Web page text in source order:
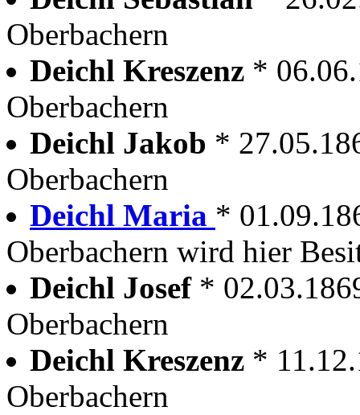
Oberbachern
Deichl Kreszenz *
Oberbachern
Deichl Jakob *
Oberbachern
Deichl Maria *
Oberbachern wird hier
Deichl Josef *
Oberbachern
Deichl Kreszenz *
Oberbachern